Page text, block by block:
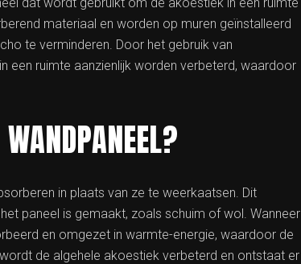
materiaal en worden op muren geïnstalleerd
te verminderen. Door het gebruik van
een ruimte aanzienlijk worden verbeterd, waardoor
in plaats van ze te weerkaatsen. Dit
paneel is gemaakt, zoals schuim of wol. Wanneer
en omgezet in warmte-energie, waardoor de
de algehele akoestiek verbeterd en ontstaat er